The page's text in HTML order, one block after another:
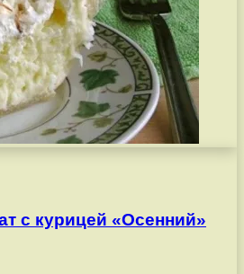
с курицей «Осенний»